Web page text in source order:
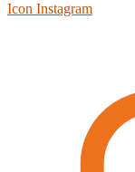
Icon Instagram